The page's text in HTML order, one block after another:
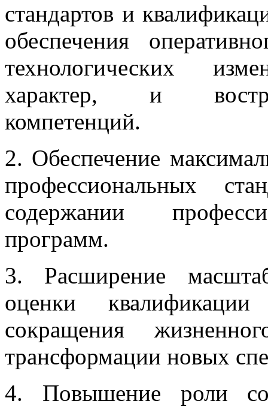
стандартов и
обеспечения
технологических
характер, и
компетенций.
2. Обеспечение
профессиональных
содержании
программ.
3. Расширение
оценки
сокращения
трансформации новых
4. Повышение роли